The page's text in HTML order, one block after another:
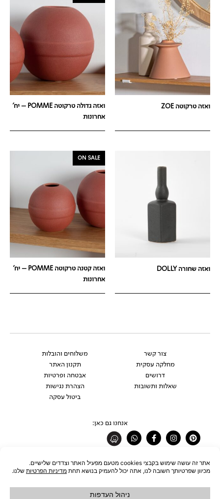
ואזה טרקוטה ZOE
ואזה גדולה טרקוטה POMME – יח'
אחרונות
ואזה שחורה DOLLY
ON SALE
ואזה קטנה טרקוטה POMME – יח'
אחרונות
צור קשר
מחלקה עסקית
דרושים
שאלות ותשובות
משלוחים והובלות
תקנון האתר
אבטחה ופרטיות
הצהרת נגישות
ביטול עסקה
אנחנו גם כאן:
Pinterest
Instagram
Facebook-
f
Whatsapp
רוצים להתעדכן לפני כולם?